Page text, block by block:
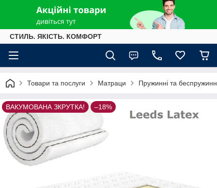
СТИЛЬ. ЯКІСТЬ. КОМФОРТ
Товари та послуги Матраци Пружинні та
ВАКУМОВАНА ЗКРУТКА! –18%